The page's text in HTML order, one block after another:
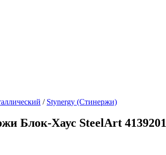
/ Stynergy (Стинержи)
Блок-Хаус SteelArt 4139201